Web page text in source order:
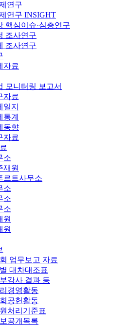
연구
연구 INSIGHT
핵심이슈·심층연구
조사연구
조사연구
자료
모니터링 보고서
자료
일지
통계
동향
자료
소
재원
르트사무소
소
소
소
원
원
업무보고 자료
대차대조표
감사 결과 등
경영활동
공헌활동
처리기준표
공개목록